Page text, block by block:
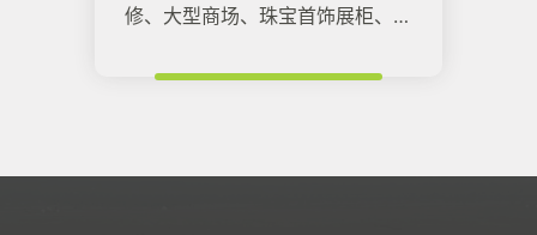
修、大型商场、珠宝首饰展柜、机